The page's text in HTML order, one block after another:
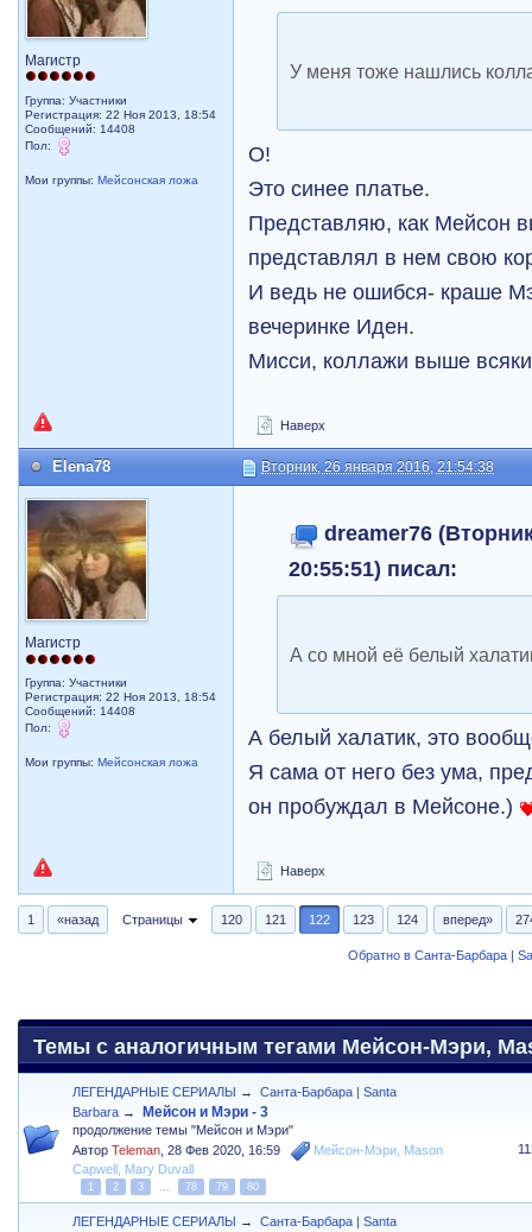
Магистр
Группа: Участники
Регистрация: 22 Ноя 2013, 18:54
Сообщений: 14408
Пол:
Мои группы:Мейсонская ложа
У меня тоже нашлись
О!
Это синее платье.
Представляю, как Мейсон
представлял в нем свою
И ведь не ошибся- краше
вечеринке Иден.
Мисси, коллажи выше
Наверх
Elena78 Вторник, 26 января 2016, 21:54:38
Магистр
Группа: Участники
Регистрация: 22 Ноя 2013, 18:54
Сообщений: 14408
Пол:
Мои группы: Мейсонская ложа
dreamer76
20:55:51) писал:
А со мной её белый
А белый халатик, это
Я сама от него без ума,
он пробуждал в Мейсоне.)
Наверх
1 «назад Страницы 120 121 122 123 124 вперед»
Обратно в Санта-Барбара |
Темы с аналогичным тегами Мейсон-Мэри,
ЛЕГЕНДАРНЫЕ СЕРИАЛЫ →
Санта-Барбара | Santa
Barbara → Мейсон и Мэри - 3
продолжение темы "Мейсон и Мэри"
АвторTeleman ,28 Фев 2020, 16:59 Мейсон-Мэри Mason
Capwell
Mary Duvall
1 2 3 ... 78 79 80
ЛЕГЕНДАРНЫЕ СЕРИАЛЫ →
Санта-Барбара | Santa